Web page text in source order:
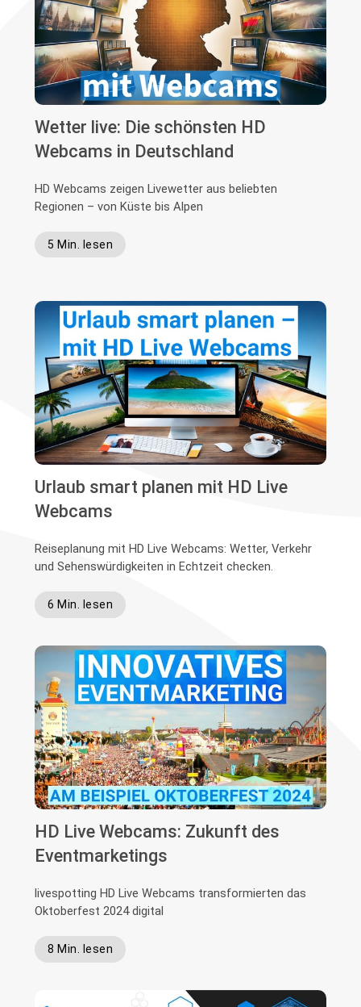
Wetter live: Die schönsten HD
Webcams in Deutschland
HD Webcams zeigen Livewetter aus beliebten
Regionen – von Küste bis Alpen
5 Min. lesen
Urlaub smart planen mit HD Live
Webcams
Reiseplanung mit HD Live Webcams: Wetter, Verkehr
und Sehenswürdigkeiten in Echtzeit checken.
6 Min. lesen
HD Live Webcams: Zukunft des
Eventmarketings
livespotting HD Live Webcams transformierten das
Oktoberfest 2024 digital
8 Min. lesen